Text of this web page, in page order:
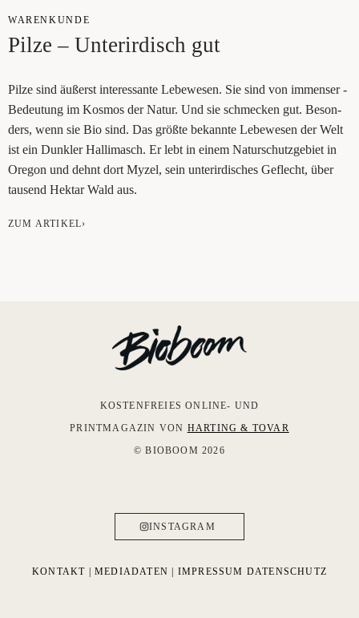
WAREN­KUN­DE
Pil­ze – Unter­ir­disch gut
Pil­ze sind äußerst inter­es­san­te Lebe­wesen. Sie sind von immenser ­
Bedeu­tung im Kos­mos der Natur. Und sie schme­cken gut. Beson­
ders, wenn sie Bio sind. Das größ­te bekann­te Lebe­we­sen der Welt
ist ein Dunk­ler Hal­li­ma­sch. Er lebt in einem Natur­schutz­ge­biet in
Ore­gon und dehnt dort Myzel, sein unter­ir­di­sches Geflecht, über
tau­send Hekt­ar Wald aus.
ZUM ARTIKEL›
KOSTENFREIES ONLINE- UND
PRINTMAGAZIN VON HARTING & TOVAR
© BIOBOOM 2026
INSTAGRAM
KONTAKT |MEDIADATEN | IMPRESSUM DATENSCHUTZ